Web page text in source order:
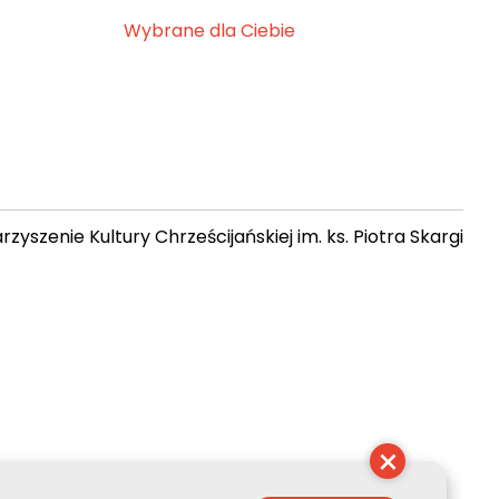
Wybrane dla Ciebie
Kultury Chrześcijańskiej im. ks. Piotra Skargi
×